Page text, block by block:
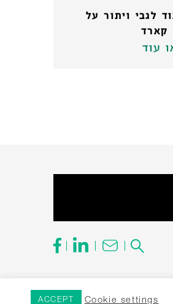
לגבי ויתור על
קארד
עוד
חיפוש:
Cookie settings
ACCEPT